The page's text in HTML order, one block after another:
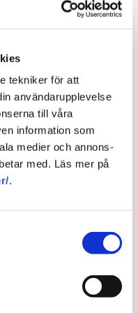
tekniker för att
användarupplevelse
till våra
information som
medier och annons-
med. Läs mer på
.
sin båt för att
– efter bara
gör att det inte lönar